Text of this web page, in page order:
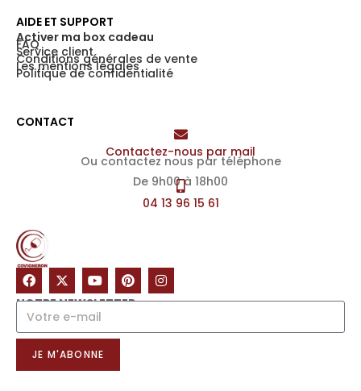
NOTRE NEWSLETTER
JE M'ABONNE
CONTACT
Contactez-nous par mail
Ou contactez nous par téléphone
De 9h00 à 18h00
04 13 96 15 61
AIDE ET SUPPORT
Activer ma box cadeau
FAQ
Service client
Conditions générales de vente
Les mentions légales
Politique de confidentialité